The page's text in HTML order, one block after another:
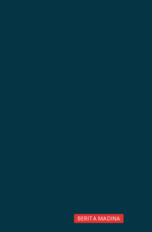
BERITA MADINA